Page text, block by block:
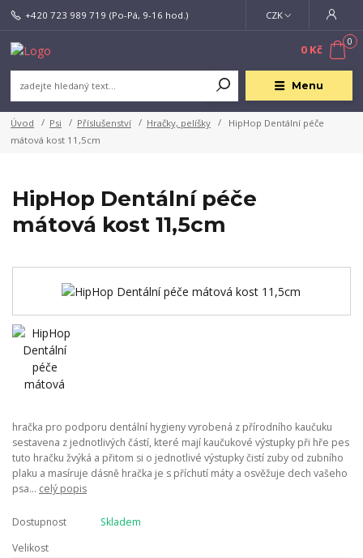
Menu
CZK
+420 723 989 719 (Po-Pá, 9-16 hod.)
0
0 Kč
Úvod Psi Příslušenství Hračky, pelíšky
HipHop Dentální péče
mátová kost 11,5cm
HipHop Dentální péče
mátová kost 11,5cm
hračka pro podporu dentální hygieny vyrobená z přírodního kaučuku
sestavena z jednotlivých částí, které mají kaučukové výstupky při hře pes
tuto hračku žvýká a přitom si o jednotlivé výstupky čistí zuby od zubního
plaku a masíruje dásně hračka je s příchutí máty a osvěžuje dech vašeho
psa... celý popis
Dostupnost
Skladem
Velikost